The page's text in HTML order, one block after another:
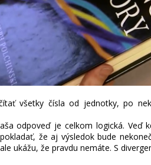
všetky čísla od jednotky, po
odpoveď je celkom logická. Veď
že aj výsledok bude
ukážu, že pravdu nemáte. S